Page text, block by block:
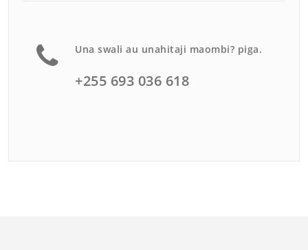
Una swali au unahitaji maombi? piga.
+255 693 036 618